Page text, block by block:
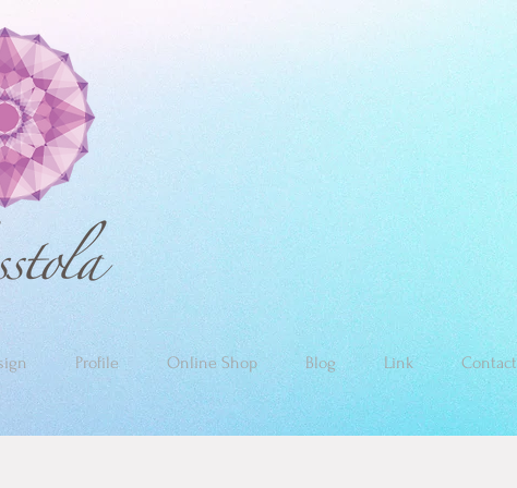
Profile Online Shop Blog Link Contact